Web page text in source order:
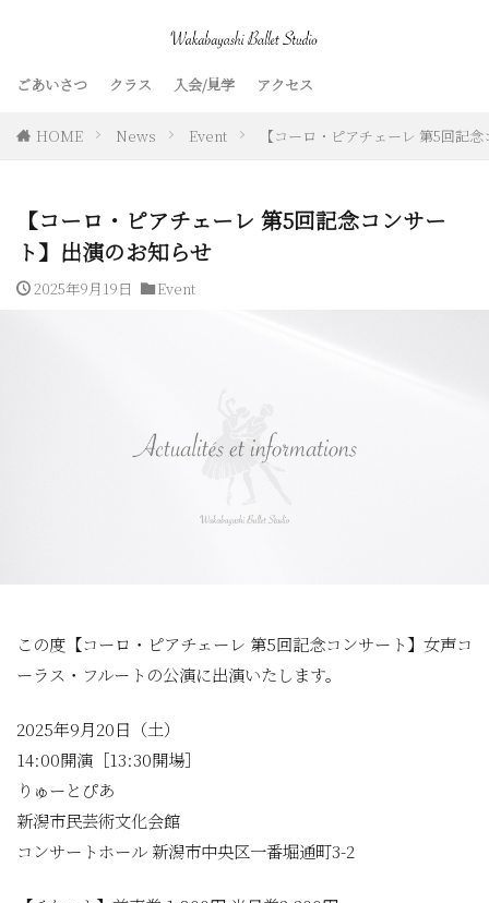
ごあいさつ クラス 入会/見学 アクセス
HOME News Event 【コーロ・ピアチェーレ 第5回記
【コーロ・ピアチェーレ 第5回記念コンサー
ト】出演のお知らせ
2025年9月19日 Event
この度【コーロ・ピアチェーレ 第5回記念コンサート】女声コ
ーラス・フルートの公演に出演いたします。
2025年9月20日（土）
14:00開演［13:30開場］
りゅーとぴあ
新潟市民芸術文化会館
コンサートホール 新潟市中央区一番堀通町3-2